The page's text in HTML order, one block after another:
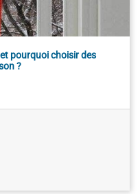
pourquoi choisir des
?